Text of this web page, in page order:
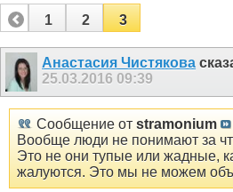
3 месяца
259 ₽
-10%
полгода
499 ₽
-15%
1 2 3
Анастасия Чистякова
25.03.2016 09:39
Сообщение от stramonium
Вообще люди не понимают за
Это не они тупые или жадные,
жалуются. Это мы не можем